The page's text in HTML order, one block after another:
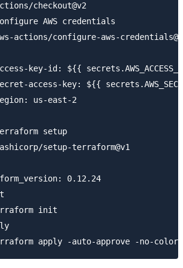
checkout@v2
AWS credentials
actions/configure-aws-
key-id: ${{
access-key: ${{
us-east-2
setup
setup-terraform@v1
0.12.24
init